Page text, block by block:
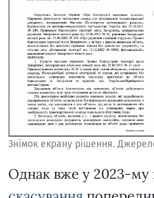
Знімок екрану рішення.
Однак вже у 2023-му